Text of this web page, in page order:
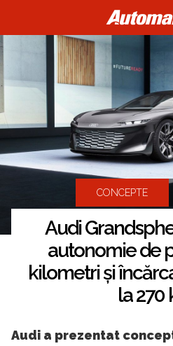
CONCEPTE
Audi
autonomie de
kilometri și
la 270
Audi a prezentat